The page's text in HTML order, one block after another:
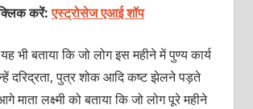
करें:एस्ट्रोसेज एआई शॉप
भी बताया कि जो लोग इस महीने में पुण्य कार्य
दरिद्रता, पुत्र शोक आदि कष्ट झेलने पड़ते
माता लक्ष्मी को बताया कि जो लोग पूरे महीने